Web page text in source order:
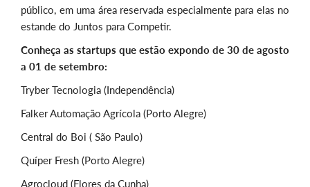
público, em uma área reservada especialmente para elas no
estande do Juntos para Competir.
Conheça as startups que estão expondo de 30 de agosto
a 01 de setembro:
Tryber Tecnologia (Independência)
Falker Automação Agrícola (Porto Alegre)
Central do Boi ( São Paulo)
Quíper Fresh (Porto Alegre)
Agrocloud (Flores da Cunha)